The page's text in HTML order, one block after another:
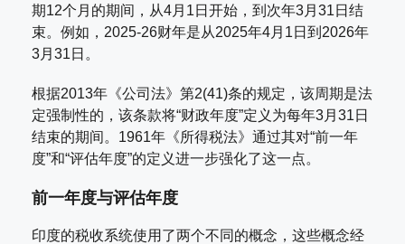
期12个月的期间，从4月1日开始，到次年3月31日结
束。例如，2025-26财年是从2025年4月1日到2026年
3月31日。
根据2013年《公司法》第2(41)条的规定，该周期是法
定强制性的，该条款将“财政年度”定义为每年3月31日
结束的期间。1961年《所得税法》通过其对“前一年
度”和“评估年度”的定义进一步强化了这一点。
前一年度与评估年度
印度的税收系统使用了两个不同的概念，这些概念经